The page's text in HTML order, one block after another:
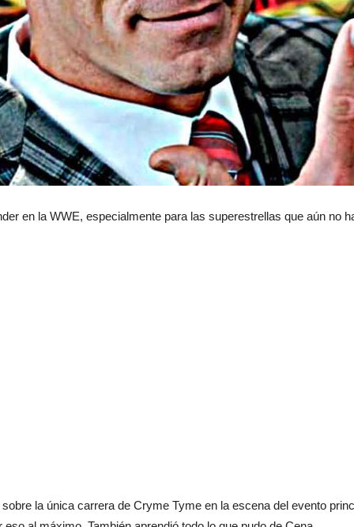
en la WWE, especialmente para las superestrellas que aún no
la única carrera de Cryme Tyme en la escena del evento